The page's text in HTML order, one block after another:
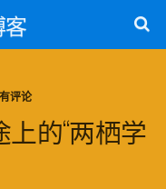
评论
的“两栖学